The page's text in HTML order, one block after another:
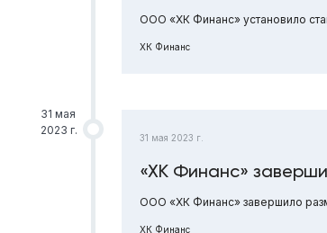
ООО «ХК Финанс» установило
ХК Финанс
31 мая
2023 г.
31 мая 2023 г.
«ХК Финанс»
ООО «ХК Финанс» завершило
ХК Финанс